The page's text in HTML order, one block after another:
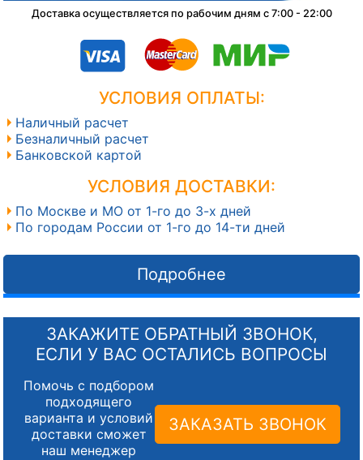
Доставка осуществляется по рабочим дням с 7:00 - 22:00
УСЛОВИЯ ОПЛАТЫ:
Наличный расчет
Безналичный расчет
Банковской картой
УСЛОВИЯ ДОСТАВКИ:
По Москве и МО от 1-го до 3-х дней
По городам России от 1-го до 14-ти дней
Подробнее
ЗАКАЖИТЕ ОБРАТНЫЙ ЗВОНОК,
ЕСЛИ У ВАС ОСТАЛИСЬ ВОПРОСЫ
Помочь с подбором
подходящего
варианта и условий
доставки сможет
наш менеджер
ЗАКАЗАТЬ ЗВОНОК